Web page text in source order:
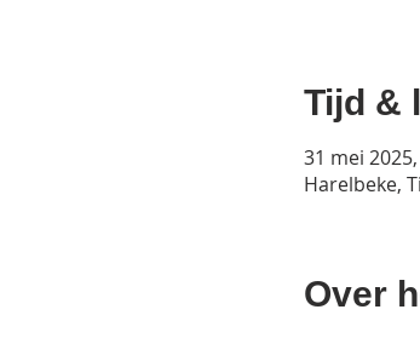
Tijd &
31 mei
Harelbeke,
Over